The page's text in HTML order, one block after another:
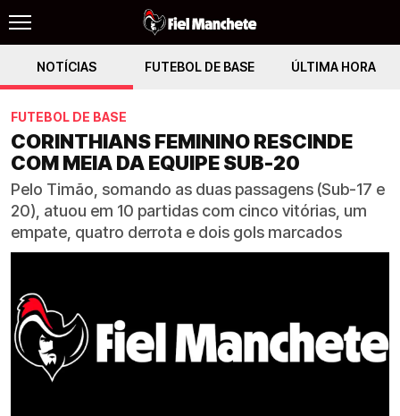
NOTÍCIAS FUTEBOL DE BASE ÚLTIMA HORA
FUTEBOL DE BASE
CORINTHIANS FEMININO RESCINDE
COM MEIA DA EQUIPE SUB-20
Pelo Timão, somando as duas passagens (Sub-17 e
20), atuou em 10 partidas com cinco vitórias, um
empate, quatro derrota e dois gols marcados